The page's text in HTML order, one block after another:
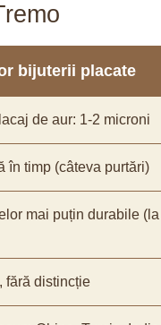
bijuterii placate
de aur: 1-2 microni
în timp (câteva purtări)
mai puțin durabile
fără distincție